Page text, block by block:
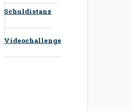
Schuldistanz
Videochallenge